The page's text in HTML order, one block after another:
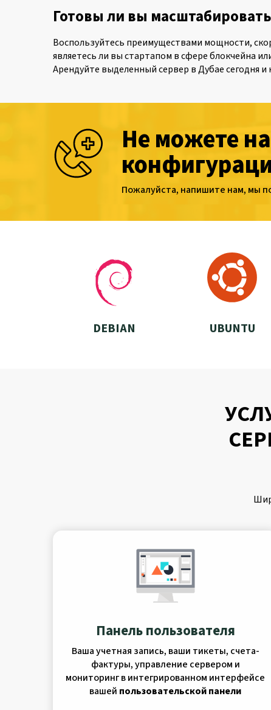
Готовы ли вы
Воспользуйтесь преимуществами мощности,
являетесь ли вы стартапом в сфере блокчейна
Арендуйте выделенный сервер в Дубае сегодня
Не можете
Пожалуйста, напишите нам, мы
DEBIAN UBUNTU
Панель пользователя
Ваша учетная запись, ваши тикеты, счета-
фактуры, управление сервером и
мониторинг в интегрированном интерфейсе
вашей пользовательской панели